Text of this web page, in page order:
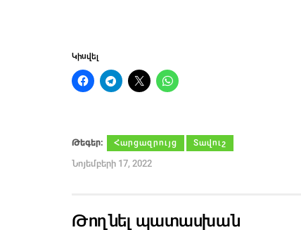
Կիսվել
Թեգեր։ Հարցազրույց Տավուշ
Նոյեմբերի 17, 2022
Թողնել պատասխան